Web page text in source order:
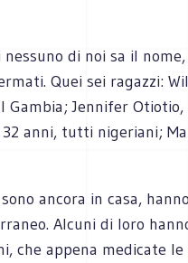
nessuno di noi sa il
Quei sei ragazzi:
Gambia; Jennifer
anni, tutti nigeriani;
ancora in casa,
Alcuni di loro
che appena medicate